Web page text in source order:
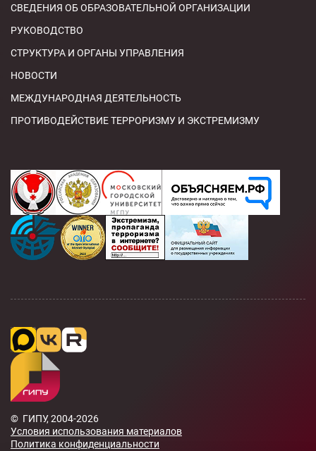
СВЕДЕНИЯ ОБ ОБРАЗОВАТЕЛЬНОЙ ОРГАНИЗАЦИИ
РУКОВОДСТВО
СТРУКТУРА И ОРГАНЫ УПРАВЛЕНИЯ
НОВОСТИ
МЕЖДУНАРОДНАЯ ДЕЯТЕЛЬНОСТЬ
ПРОТИВОДЕЙСТВИЕ ТЕРРОРИЗМУ И ЭКСТРЕМИЗМУ
© ГИПУ, 2004-2026
Условия использования материалов
Политика конфиденциальности